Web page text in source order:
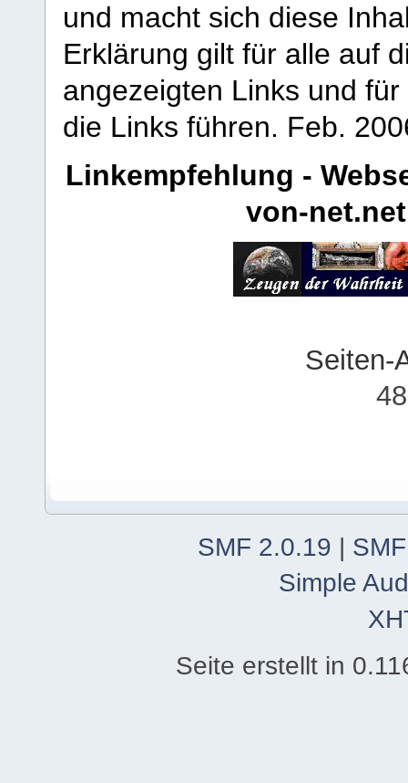
und macht sich diese
Erklärung gilt für alle auf
angezeigten Links und
die Links führen. Feb.
Linkempfehlung -
von-net.net
Seiten-
SMF 2.0.19 |
Simple
Seite erstellt in